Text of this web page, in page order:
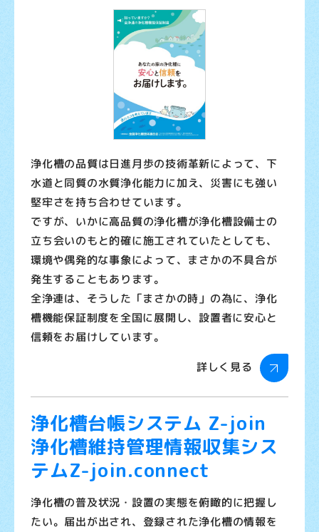
浄化槽の品質は日進月歩の技術革新によって、下
水道と同質の水質浄化能力に加え、災害にも強い
堅牢さを持ち合わせています。
ですが、いかに高品質の浄化槽が浄化槽設備士の
立ち会いのもと的確に施工されていたとしても、
環境や偶発的な事象によって、まさかの不具合が
発生することもあります。
全浄連は、そうした「まさかの時」の為に、浄化
槽機能保証制度を全国に展開し、設置者に安心と
信頼をお届けしています。
詳しく見る
浄化槽台帳システム Z-join
浄化槽維持管理情報収集シス
テムZ-join.connect
浄化槽の普及状況・設置の実態を俯瞰的に把握し
たい。届出が出され、登録された浄化槽の情報を